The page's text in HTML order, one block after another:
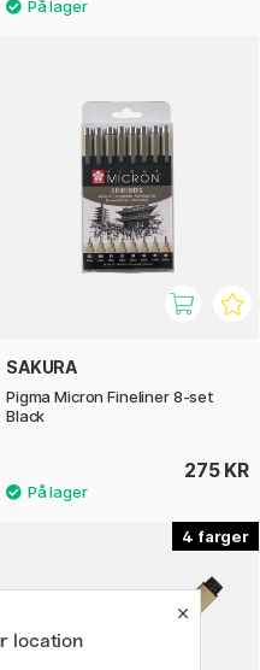
SAKURA
Pigma Micron Fineliner 8-set
Black
275 KR
4
location